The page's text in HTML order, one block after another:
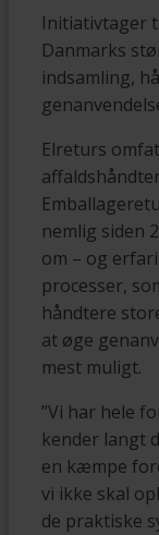
Initiativtager
Danmarks
indsamling,
Elreturs
nemlig siden
om – og
processer,
håndtere
at øge
mest muligt.
”Vi har hele
kender langt
en kæmpe
vi ikke skal
de praktiske